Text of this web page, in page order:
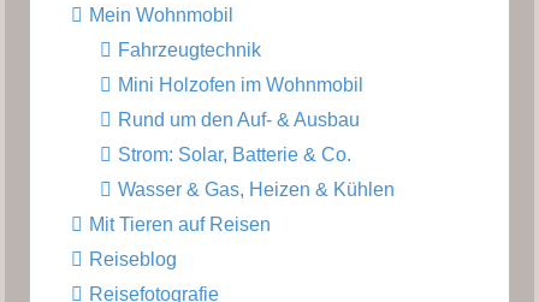
Mein Wohnmobil
Fahrzeugtechnik
Mini Holzofen im Wohnmobil
Rund um den Auf- & Ausbau
Strom: Solar, Batterie & Co.
Wasser & Gas, Heizen & Kühlen
Mit Tieren auf Reisen
Reiseblog
Reisefotografie